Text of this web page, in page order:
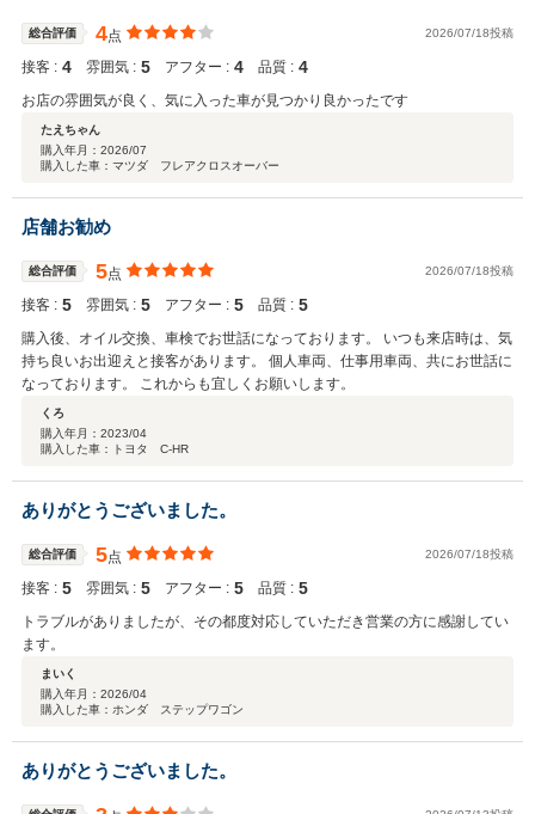
総合評価 4点 2026/07/18投稿
接客 : 4 雰囲気 : 5 アフター : 4 品質 : 4
お店の雰囲気が良く、気に入った車が見つかり良かったです
たえちゃん
購入年月： 2026/07
購入した車：マツダ フレアクロスオーバー
店舗お勧め
総合評価 5点 2026/07/18投稿
接客 : 5 雰囲気 : 5 アフター : 5 品質 : 5
購入後、オイル交換、車検でお世話になっております。 いつも来店時は、気
持ち良いお出迎えと接客があります。 個人車両、仕事用車両、共にお世話に
なっております。 これからも宜しくお願いします。
くろ
購入年月： 2023/04
購入した車：トヨタ C-HR
ありがとうございました。
総合評価 5点 2026/07/18投稿
接客 : 5 雰囲気 : 5 アフター : 5 品質 : 5
トラブルがありましたが、その都度対応していただき営業の方に感謝してい
ます。
まいく
購入年月： 2026/04
購入した車：ホンダ ステップワゴン
ありがとうございました。